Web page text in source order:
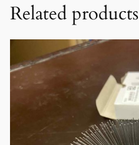
Related products